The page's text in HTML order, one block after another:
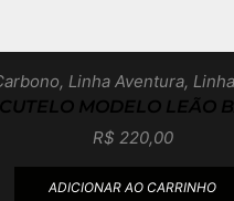
, Linha Aventura,
CUTELO MODELO LEÃO
R$ 220,00
ADICIONAR AO CARRINHO